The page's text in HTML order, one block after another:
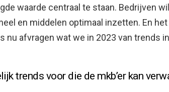
waarde centraal te staan. Bedrijven
en middelen optimaal inzetten. En
nu afvragen wat we in 2023 van trends
trends voor die de mkb’er kan